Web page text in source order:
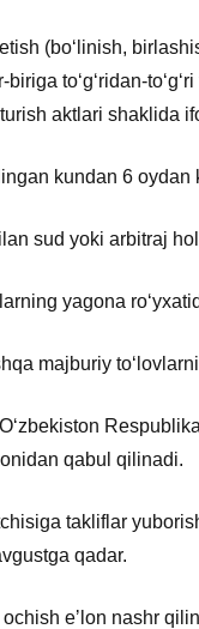
(boʻlinish,
toʻgʻridan-
aktlari shaklida
kundan 6
sud yoki arbitraj
yagona
majburiy
qabul qilinadi.
takliflar
qadar.
eʼlon nashr